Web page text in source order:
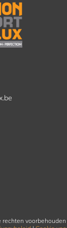
rechten voorbehouden